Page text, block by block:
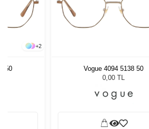
+2
50
Vogue 4094 5138 50
0,00 TL